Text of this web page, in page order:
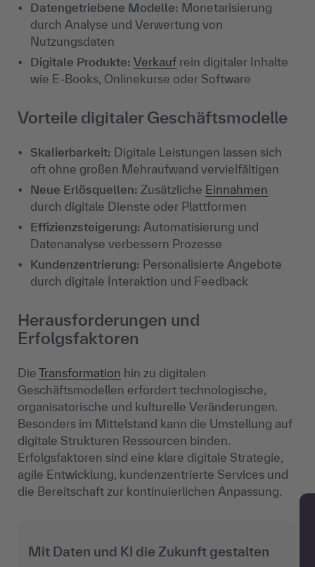
Datengetriebene Modelle: Monetarisierung
durch Analyse und Verwertung von
Nutzungsdaten
Digitale Produkte: Verkauf rein digitaler Inhalte
wie E-Books, Onlinekurse oder Software
Vorteile digitaler Geschäftsmodelle
Skalierbarkeit: Digitale Leistungen lassen sich
oft ohne großen Mehraufwand vervielfältigen
Neue Erlösquellen: Zusätzliche Einnahmen
durch digitale Dienste oder Plattformen
Effizienzsteigerung: Automatisierung und
Datenanalyse verbessern Prozesse
Kundenzentrierung: Personalisierte Angebote
durch digitale Interaktion und Feedback
Herausforderungen und
Erfolgsfaktoren
Die Transformation hin zu digitalen
Geschäftsmodellen erfordert technologische,
organisatorische und kulturelle Veränderungen.
Besonders im Mittelstand kann die Umstellung auf
digitale Strukturen Ressourcen binden.
Erfolgsfaktoren sind eine klare digitale Strategie,
agile Entwicklung, kundenzentrierte Services und
die Bereitschaft zur kontinuierlichen Anpassung.
Mit Daten und KI die Zukunft gestalten